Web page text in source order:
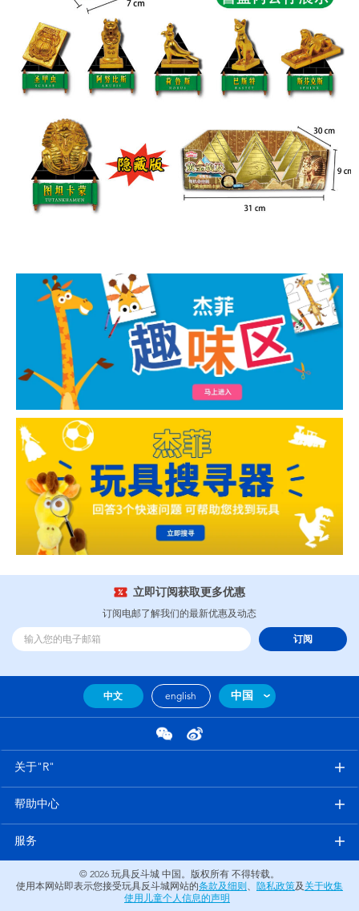
立即订阅获取更多优惠
订阅电邮了解我们的最新优惠及动态
订阅
中文 english 中国
关于"R"
帮助中心
服务
© 2026 玩具反斗城 中国。版权所有 不得转载。
使用本网站即表示您接受玩具反斗城网站的条款及细则 隐私政策及 关于收集
使用儿童个人信息的声明